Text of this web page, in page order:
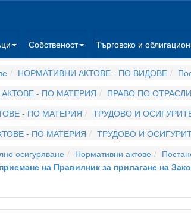
Собственост Търговско и
НОРМАТИВНИ АКТОВЕ - ПО ВИДОВЕ
- ПО МАТЕРИЯ ПРАВО ПО
- ПО МАТЕРИЯ ТРУДОВО И
- ПО МАТЕРИЯ ТРУДОВО И
осигуряване
Нормативни актове
на Правилник за прилагане на